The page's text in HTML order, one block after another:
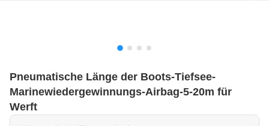
Pneumatische Länge der Boots-Tiefsee-
Marinewiedergewinnungs-Airbag-5-20m für
Werft